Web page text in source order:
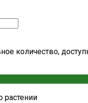
количество,
растении